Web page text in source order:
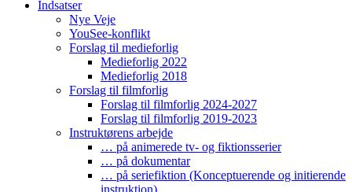
Indsatser
Nye Veje
YouSee-konflikt
Forslag til medieforlig
Medieforlig 2022
Medieforlig 2018
Forslag til filmforlig
Forslag til filmforlig 2024-2027
Forslag til filmforlig 2019-2023
Instruktørens arbejde
… på animerede tv- og fiktionsserier
… på dokumentar
… på seriefiktion (Konceptuerende og initierende
instruktion)